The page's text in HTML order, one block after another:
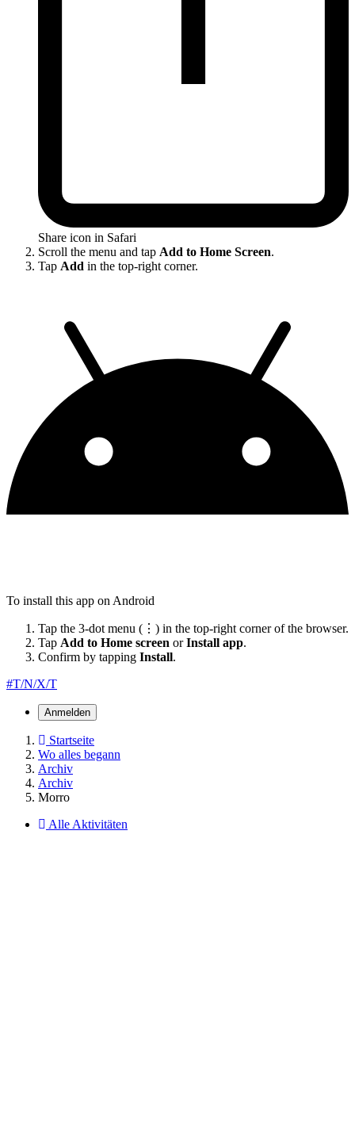
Share icon in Safari
Scroll the menu and tap Add to Home Screen.
Tap Add in the top-right corner.
To install this app on Android
Tap the 3-dot menu (⋮) in the top-right corner of the browser.
Tap Add to Home screen orInstall app.
Confirm by tapping Install.
#T/N/X/T
Anmelden
Startseite
Wo alles begann
Archiv
Archiv
Morro
Alle Aktivitäten